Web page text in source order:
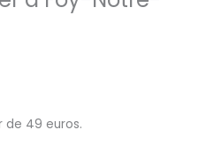
de 49 euros.